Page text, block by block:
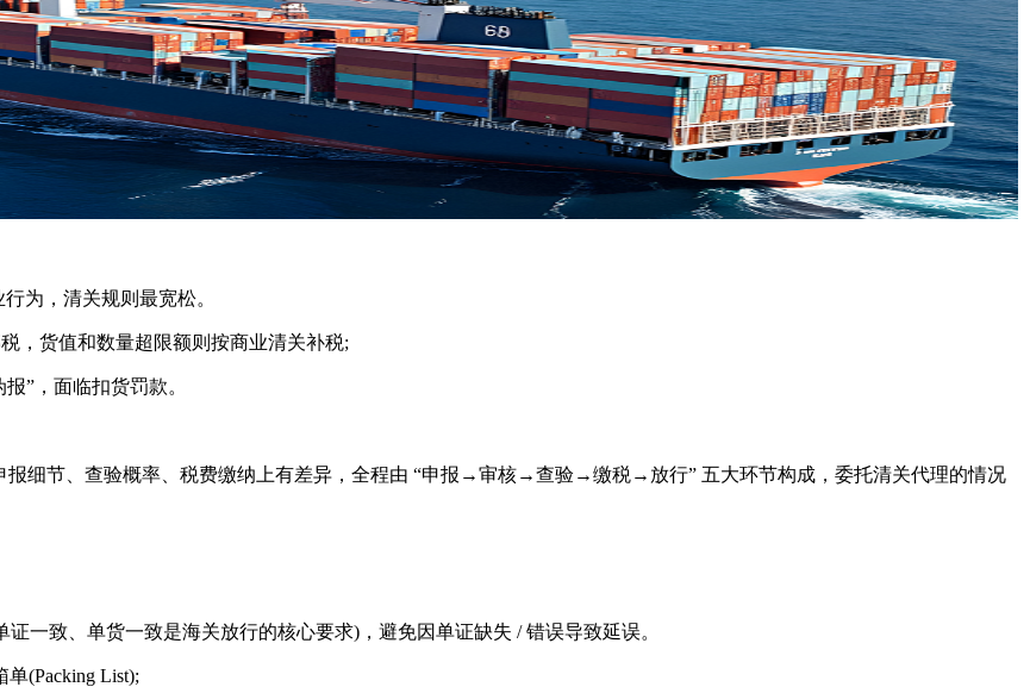
为，清关规则最宽松。
货值和数量超限额则按商业清关补税;
”，面临扣货罚款。
细节、查验概率、税费缴纳上有差异，全程由 “申报→审核→查验→缴税→放行” 五大环节构成，委托清关代理的情况
致、单货一致是海关放行的核心要求)，避免因单证缺失 / 错误导致延误。
(Packing List);